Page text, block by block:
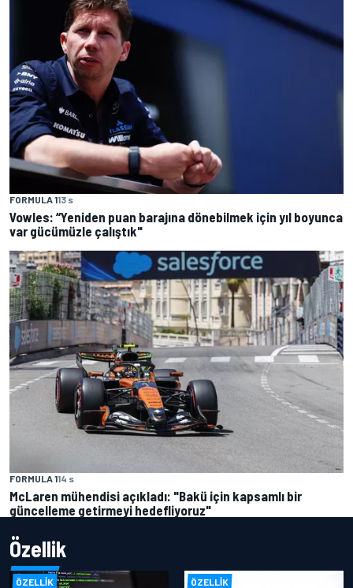
FORMULA 113 s
Vowles: “Yeniden puan barajına dönebilmek için yıl boyunca
var gücümüzle çalıştık"
FORMULA 114 s
McLaren mühendisi açıkladı: "Bakü için kapsamlı bir
güncelleme getirmeyi hedefliyoruz"
Özellik
ÖZELLIK ÖZELLIK